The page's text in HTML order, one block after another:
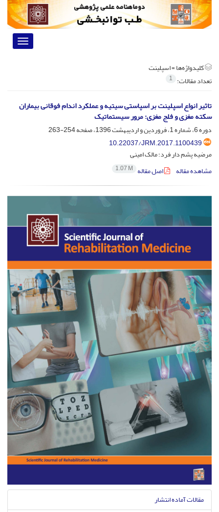
Toggle
کلیدواژه‌ها =اسپلینت
تعداد مقالات: 1
تاثیر انواع اسپلینت بر اسپاستی سیتیه و عملکرد اندام فوقانی بیماران
سکته مغزی و فلج مغزی: مرور سیستماتیک
دوره 6، شماره 1، فروردین و اردیبهشت 1396، صفحه
254-263
10.22037/JRM.2017.1100439
مرضیه پشم دار فرد؛ مالک امینی
مشاهده مقاله
اصل مقاله 1.07 M
مقالات آماده انتشار